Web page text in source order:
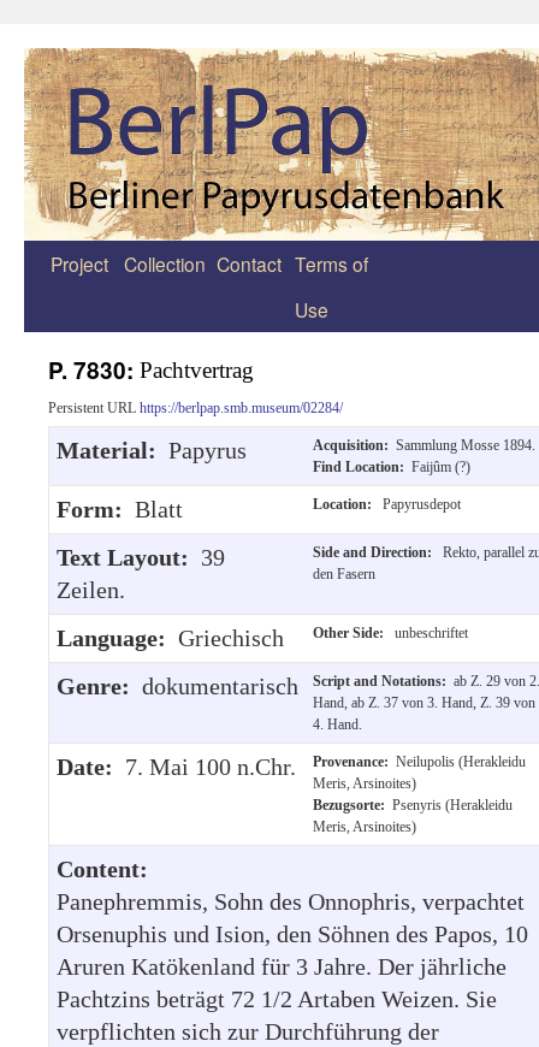
Zum
Project Collection Contact Terms of
Use
P. 7830: Pachtvertrag
Persistent URL https://berlpap.smb.museum/02284/
Material: Papyrus Acquisition: Sammlung Mosse 1894.
Find Location: Faijûm (?)
Form: Blatt Location: Papyrusdepot
Text Layout: 39
Zeilen.
Side and Direction:
Rekto, parallel
den Fasern
Language: Griechisch Other Side: unbeschriftet
Genre: dokumentarisch Script and Notations: ab Z. 29 von 2.
Hand, ab Z. 37 von 3. Hand, Z. 39 von
4. Hand.
Date: 7. Mai 100 n.Chr. Provenance: Neilupolis (Herakleidu
Meris, Arsinoites)
Bezugsorte: Psenyris (Herakleidu
Meris, Arsinoites)
Content:
Panephremmis, Sohn des Onnophris, verpachtet
Orsenuphis und Ision, den Söhnen des Papos, 10
Aruren Katökenland für 3 Jahre. Der jährliche
Pachtzins beträgt 72 1/2 Artaben Weizen. Sie
verpflichten sich zur Durchführung der